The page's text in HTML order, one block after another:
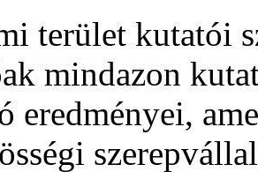
terület kutatói
mindazon
eredményei,